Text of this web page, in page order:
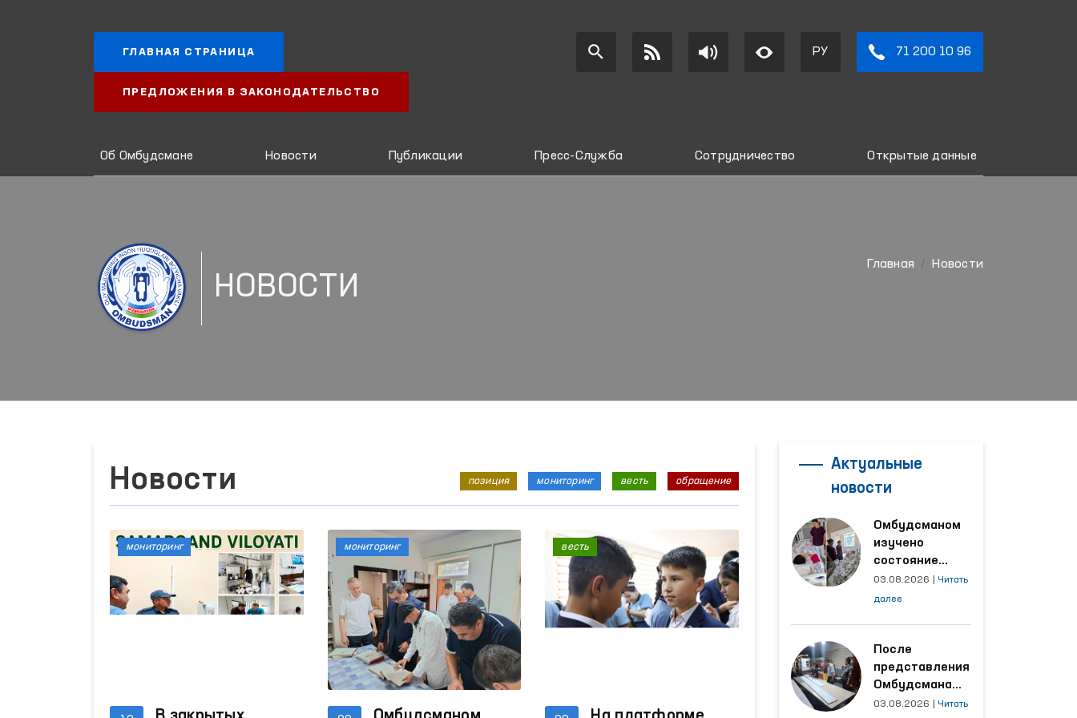
ГЛАВНАЯ СТРАНИЦА
ПРЕДЛОЖЕНИЯ В ЗАКОНОДАТЕЛЬСТВО
РУ 71 200 10 96
Об Омбудсмане Новости Публикации Пресс-Служба Сотрудничество Открытые данные
НОВОСТИ
Главная Новости
Новости позиция мониторинг весть обращение
мониторинг мониторинг весть
Актуальные
новости
Омбудсманом
изучено
состояние
женщины,
пострадавшей от
области
03.08.2026
Читать
далее
После
представления
Омбудсмана
улучшены
03.08.2026
Читать